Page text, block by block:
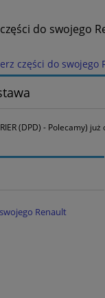
do swojego
części do swojego
(DPD) - Polecamy) już
Renault